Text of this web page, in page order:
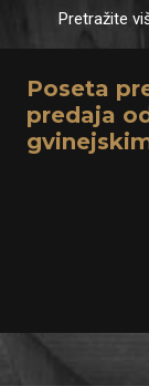
Pretražite
Poseta
predaja